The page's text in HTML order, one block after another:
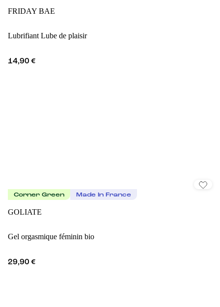
FRIDAY BAE
Lubrifiant Lube de plaisir
14,90 €
Corner Green Made In France
GOLIATE
Gel orgasmique féminin bio
29,90 €